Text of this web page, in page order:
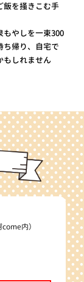
飯を掻きこむ手
もやしを一束300
ち帰り、自宅で
もしれません
内）